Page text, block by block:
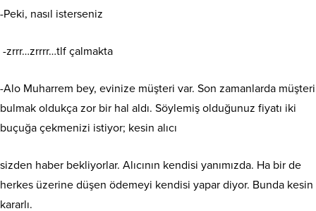
-Peki, nasıl isterseniz
-zrrr…zrrrr…tlf çalmakta
-Alo Muharrem bey, evinize müşteri var. Son zamanlarda müşteri
bulmak oldukça zor bir hal aldı. Söylemiş olduğunuz fiyatı iki
buçuğa çekmenizi istiyor; kesin alıcı
sizden haber bekliyorlar. Alıcının kendisi yanımızda. Ha bir de
herkes üzerine düşen ödemeyi kendisi yapar diyor. Bunda kesin
kararlı.